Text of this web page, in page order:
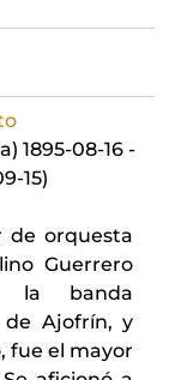
1895-08-16 -
15)
de orquesta
Guerrero
la banda
de Ajofrín, y
fue el mayor